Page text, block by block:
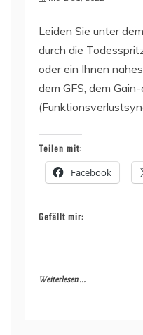
Leiden Sie unter
durch die
oder ein Ihnen
dem GFS, dem
Teilen mit:
Facebook
Gefällt mir:
Weiterlesen ...